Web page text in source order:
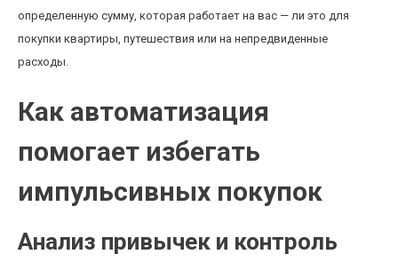
определенную сумму, которая работает на вас — ли это для
покупки квартиры, путешествия или на непредвиденные
расходы.
Как автоматизация
помогает избегать
импульсивных покупок
Анализ привычек и контроль